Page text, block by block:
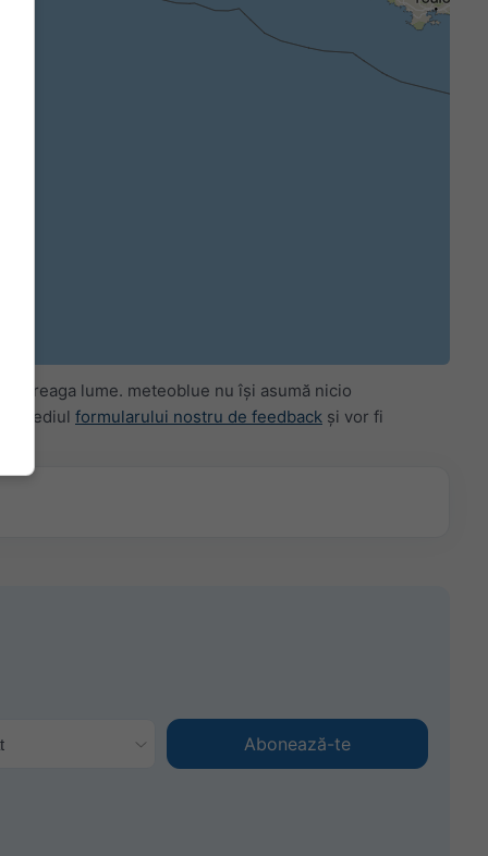
lume. meteoblue nu își asumă nicio
formularului nostru de feedback și vor fi